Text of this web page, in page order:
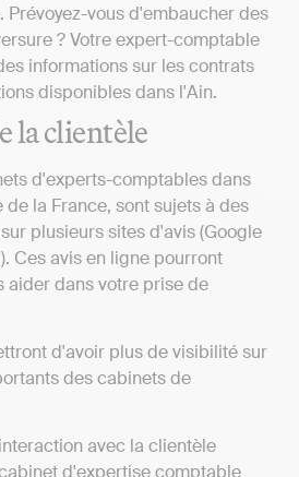
Prévoyez-vous d'embaucher des
? Votre expert-comptable
informations sur les contrats
disponibles dans l'Ain.
la clientèle
d'experts-comptables dans
de la France, sont sujets à des
plusieurs sites d'avis (Google
Ces avis en ligne pourront
aider dans votre prise de
d'avoir plus de visibilité sur
des cabinets de
avec la clientèle
d'expertise comptable